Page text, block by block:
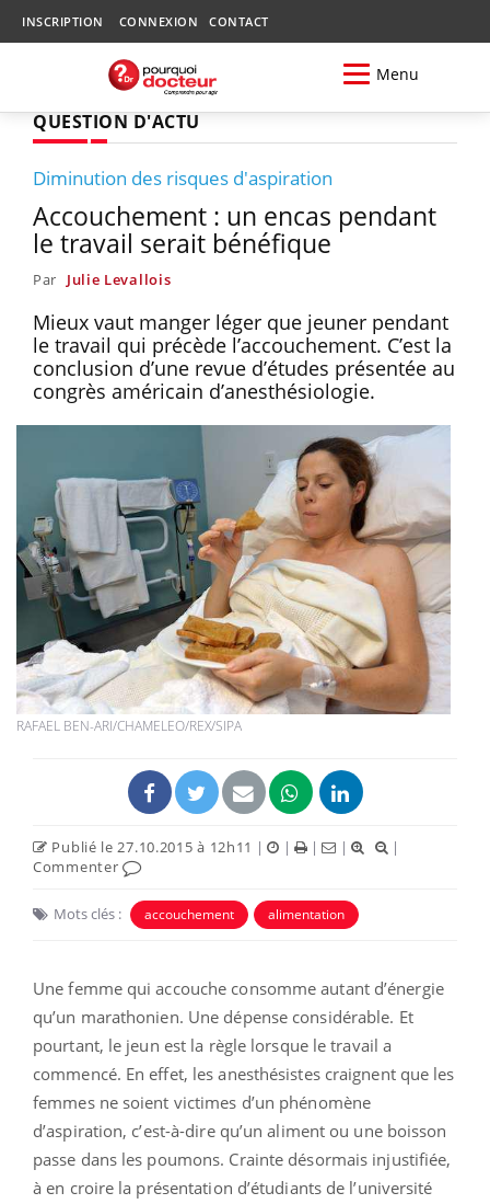
INSCRIPTION CONNEXION CONTACT
Menu
QUESTION D'ACTU
Diminution des risques d'aspiration
Accouchement : un encas pendant
le travail serait bénéfique
Par Julie Levallois
Mieux vaut manger léger que jeuner pendant
le travail qui précède l’accouchement. C’est la
conclusion d’une revue d’études présentée au
congrès américain d’anesthésiologie.
RAFAEL BEN-ARI/CHAMELEO/REX/SIPA
Publié le 27.10.2015 à 12h11 | | | |
|
Commenter
Mots clés : accouchement alimentation
Une femme qui accouche consomme autant d’énergie
qu’un marathonien. Une dépense considérable. Et
pourtant, le jeun est la règle lorsque le travail a
commencé. En effet, les anesthésistes craignent que les
femmes ne soient victimes d’un phénomène
d’aspiration, c’est-à-dire qu’un aliment ou une boisson
passe dans les poumons. Crainte désormais injustifiée,
à en croire la présentation d’étudiants de l’université